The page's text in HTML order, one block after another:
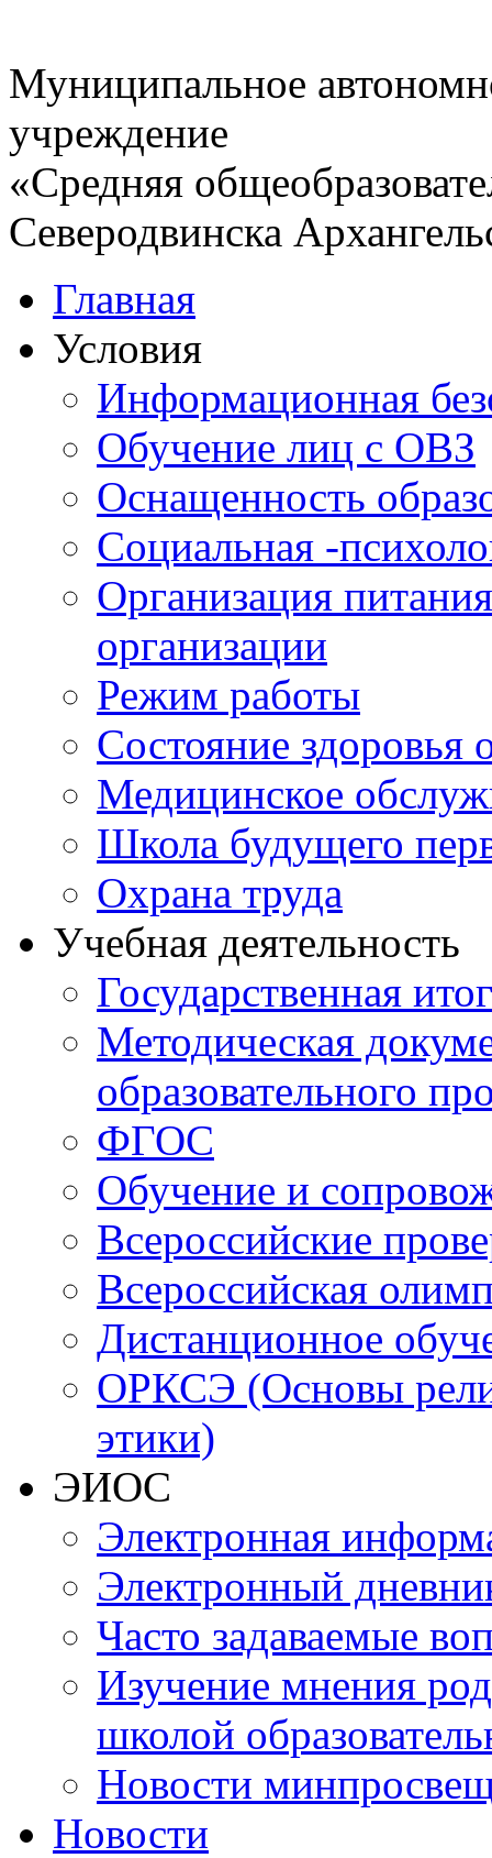
Муниципальное
учреждение
«Средняя
Северодвинска
Главная
Условия
Информационная
Обучение лиц с ОВЗ
Оснащенность
Социальная -
Организация
организации
Режим работы
Состояние
Медицинское
Школа будущего
Охрана труда
Учебная деятельность
Государственная
Методическая
образовательного
ФГОС
Обучение и
Всероссийские
Всероссийская
Дистанционное
ОРКСЭ (Основы
этики)
ЭИОС
Электронная
Электронный
Часто задаваемые
Изучение мнения
школой
Новости
Новости